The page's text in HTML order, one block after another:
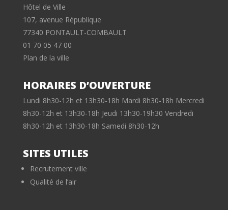
Hôtel de Ville
107, avenue République
77340 PONTAULT-COMBAULT
01 70 05 47 00
Plan de la ville
HORAIRES D’OUVERTURE
Lundi 8h30-12h et 13h30-18h Mardi 8h30-18h Mercredi
8h30-12h et 13h30-18h Jeudi 13h30-19h30 Vendredi
8h30-12h et 13h30-18h Samedi 8h30-12h
SITES UTILES
Recrutement ville
Qualité de l’air